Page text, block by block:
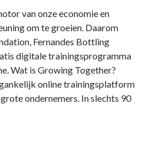
van onze economie en
om te groeien. Daarom
Fernandes Bottling
digitale trainingsprogramma
Wat is Growing Together?
online trainingsplatform
ondernemers. In slechts 90